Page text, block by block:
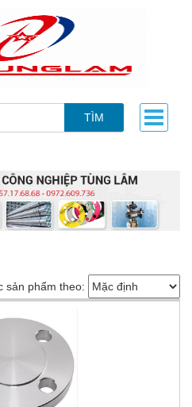
TÌM
sản phẩm theo: